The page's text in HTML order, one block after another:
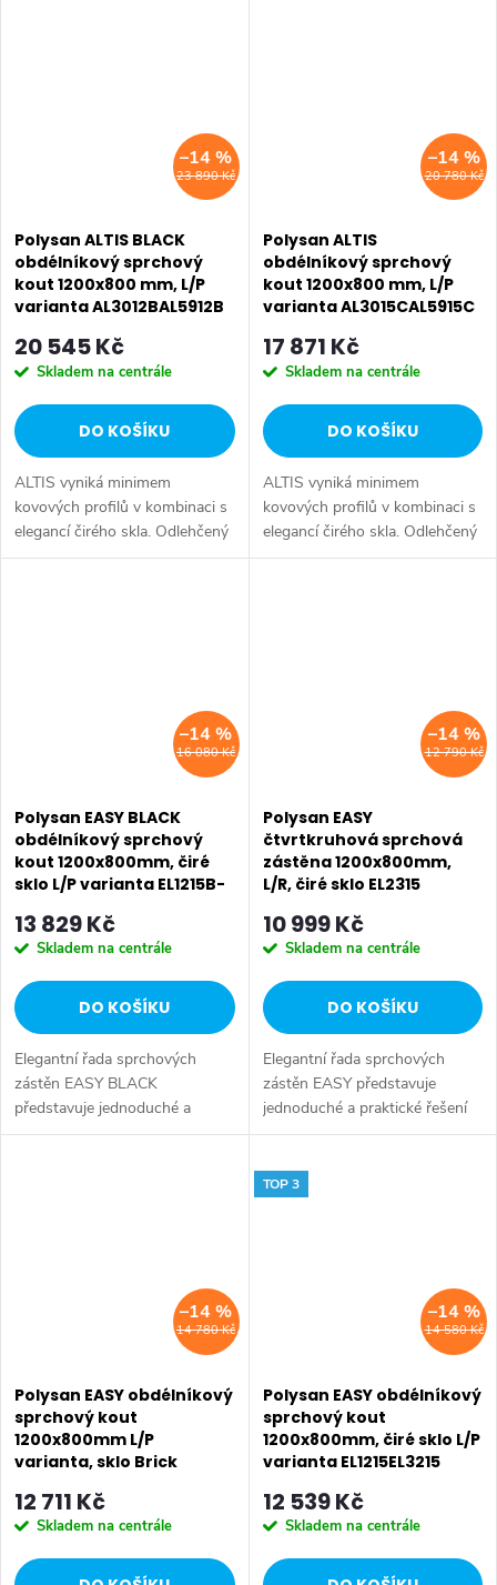
23 890 Kč
–14 %
Polysan ALTIS BLACK
obdélníkový sprchový
kout 1200x800 mm, L/P
varianta AL3012BAL5912B
20 545 Kč
Skladem na centrále
DO KOŠÍKU
ALTIS vyniká minimem
kovových profilů v kombinaci s
elegancí čirého skla. Odlehčený
dojem umocňuje i jednoduché a
20 780 Kč
–14 %
Polysan ALTIS
obdélníkový sprchový
kout 1200x800 mm, L/P
varianta AL3015CAL5915C
17 871 Kč
Skladem na centrále
DO KOŠÍKU
ALTIS vyniká minimem
kovových profilů v kombinaci s
elegancí čirého skla. Odlehčený
dojem umocňuje i jednoduché a
16 080 Kč
–14 %
Polysan EASY BLACK
obdélníkový sprchový
kout 1200x800mm, čiré
sklo L/P varianta EL1215B-
13 829 Kč
Skladem na centrále
DO KOŠÍKU
Elegantní řada sprchových
zástěn EASY BLACK
představuje jednoduché a
praktické řešení pro sprchování
12 790 Kč
–14 %
Polysan EASY
čtvrtkruhová sprchová
zástěna 1200x800mm,
L/R, čiré sklo EL2315
10 999 Kč
Skladem na centrále
DO KOŠÍKU
Elegantní řada sprchových
zástěn EASY představuje
jednoduché a praktické řešení
pro sprchování ve svěžím a
posuvnými dveřmi se posouvají
14 780 Kč
–14 %
Polysan EASY obdélníkový
sprchový kout
1200x800mm L/P
varianta, sklo Brick
12 711 Kč
Skladem na centrále
TOP 3
14 580 Kč
–14 %
Polysan EASY obdélníkový
sprchový kout
1200x800mm, čiré sklo L/P
varianta EL1215EL3215
12 539 Kč
Skladem na centrále